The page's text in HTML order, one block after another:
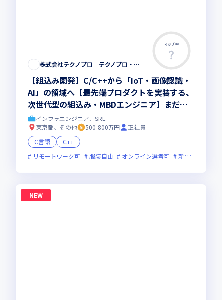
マッチ率
株式会社テクノプロ テクノプロ・エンジニアリング社
【組込み開発】C/C++から「IoT・画像認識・
AI」の領域へ【最先端プロダクトを実装する、
次世代型の組込み・MBDエンジニア】まだ世
に出ていない次世代プロダクト開発◆最先端の
研修200講座以上
インフラエンジニア、SRE
東京都、その他
500-800万円
正社員
C言語
C++
リモートワーク可
服装自由 オンライン選考可 新技術に積極的
NEW